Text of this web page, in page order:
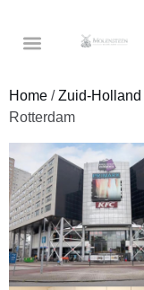
Home /Zuid-Holland
Rotterdam